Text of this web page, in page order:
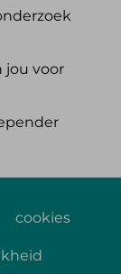
jou voor
cookies